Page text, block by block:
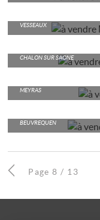
VESSEAUX
CHALON SUR SAONE
MEYRAS
BEUVREQUEN
Page 8 / 13